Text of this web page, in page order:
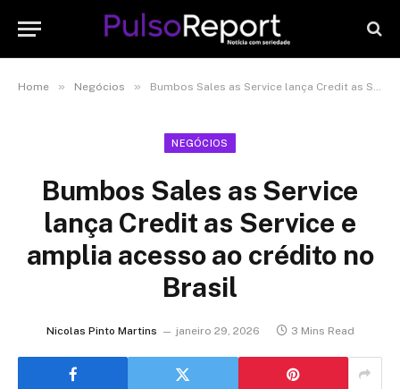
Home » Negócios » Bumbos Sales as Service lança Credit as Service e amplia acesso ao crédito no Brasil
NEGÓCIOS
Bumbos Sales as Service
lança Credit as Service e
amplia acesso ao crédito no
Brasil
Nicolas Pinto Martins janeiro 29, 2026 3 Mins Read